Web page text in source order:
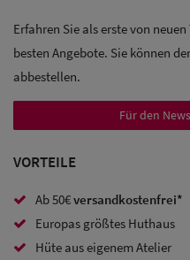
Sale: Caps
Erfahren Sie als erste von
besten Angebote. Sie können
abbestellen.
Für den
VORTEILE
Ab 50€versandkostenfrei*
Europas größtes Huthaus
Hüte aus eigenem Atelier